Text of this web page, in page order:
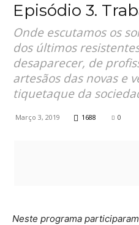
Episódio 3.
Onde escutamos os
dos últimos
desaparecer, de
artesãos das novas e
tiquetaque da
Março 3, 2019 1688 0
Neste programa